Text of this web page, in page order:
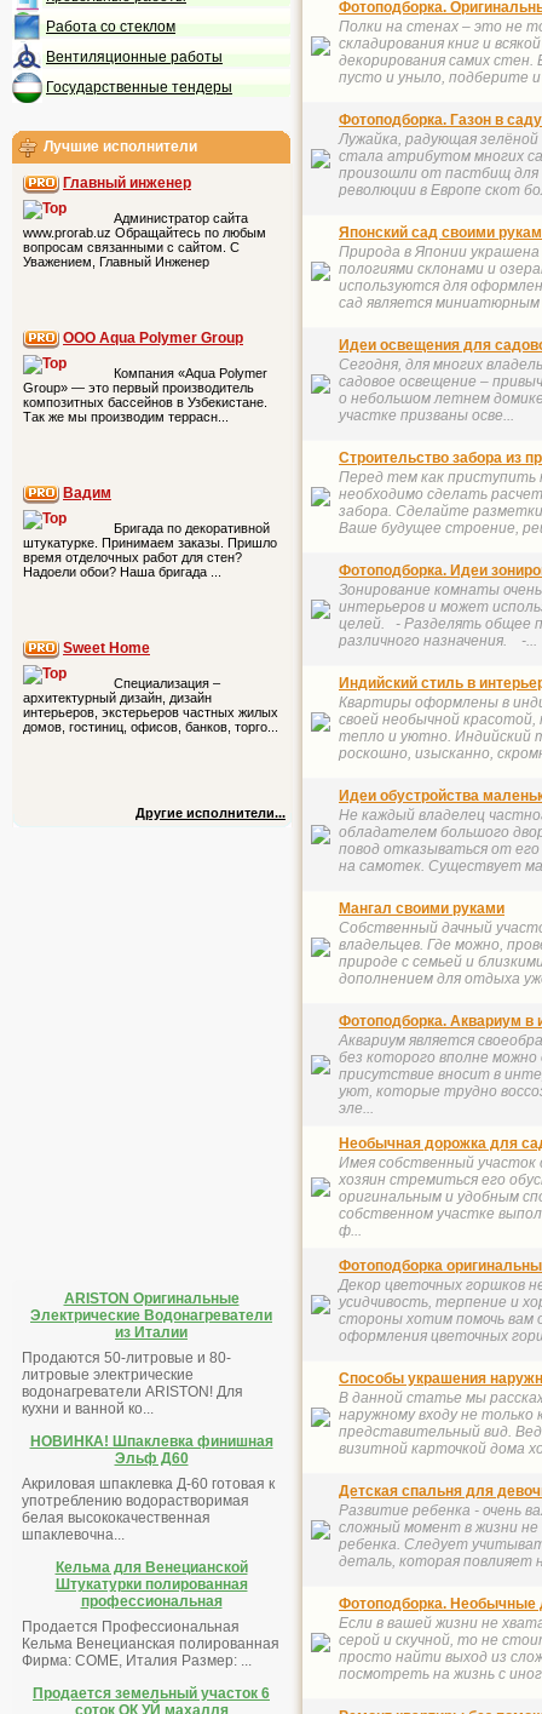
Работа со стеклом
Вентиляционные работы
Государственные тендеры
Лучшие исполнители
Главный инженер
Администратор сайта
www.prorab.uz Обращайтесь по любым
вопросам связанными с сайтом. С
Уважением, Главный Инженер
ООО Aqua Polymer Group
Компания «Aqua Polymer
Group» — это первый производитель
композитных бассейнов в Узбекистане.
Так же мы производим террасн...
Вадим
Бригада по декоративной
штукатурке. Принимаем заказы. Пришло
время отделочных работ для стен?
Надоели обои? Наша бригада ...
Sweet Home
Специализация –
архитектурный дизайн, дизайн
интерьеров, экстерьеров частных жилых
домов, гостиниц, офисов, банков, торго...
Другие исполнители...
ARISTON Оригинальные
Электрические Водонагреватели
из Италии
Продаются 50-литровые и 80-
литровые электрические
водонагреватели ARISTON! Для
кухни и ванной ко...
НОВИНКА! Шпаклевка финишная
Эльф Д60
Акриловая шпаклевка Д-60 готовая к
употреблению водорастворимая
белая высококачественная
шпаклевочна...
Кельма для Венецианской
Штукатурки полированная
профессиональная
Продается Профессиональная
Кельма Венецианская полированная
Фирма: COME, Италия Размер: ...
Продается земельный участок 6
соток ОК УЙ махалля
Фотоподборка.
Полки на стенах – это не
складирования книг и
декорирования самих
пусто и уныло, подберите
Фотоподборка. Газон в саду
Лужайка, радующая зелёной
стала атрибутом многих
произошли от пастбищ
революции в Европе скот
Японский сад своими
Природа в Японии украшена
пологиями склонами и
используются для
сад является миниатюрным
Идеи освещения для
Сегодня, для многих
садовое освещение –
о небольшом летнем
участке призваны осве...
Строительство забора из
Перед тем как приступить
необходимо сделать
забора. Сделайте
Ваше будущее строение,
Фотоподборка. Идеи
Зонирование комнаты
интерьеров и может
целей. - Разделять общее
различного назначения. -...
Индийский стиль в
Квартиры оформлены в
своей необычной
тепло и уютно. Индийский
роскошно, изысканно,
Идеи обустройства
Не каждый владелец
обладателем большого
повод отказываться от
на самотек. Существует
Мангал своими руками
Собственный дачный
владельцев. Где можно,
природе с семьей и
дополнением для отдыха
Фотоподборка. Аквариум в
Аквариум является
без которого вполне
присутствие вносит в
уют, которые трудно
эле...
Необычная дорожка для
Имея собственный участок
хозяин стремиться его
оригинальным и удобным
собственном участке
ф...
Фотоподборка
Декор цветочных горшков
усидчивость, терпение и
стороны хотим помочь вам
оформления цветочных
Способы украшения
В данной статье мы
наружному входу не только
представительный вид.
визитной карточкой дома
Детская спальня для
Развитие ребенка - очень
сложный момент в жизни
ребенка. Следует
деталь, которая повлияет
Фотоподборка. Необычные
Если в вашей жизни не
серой и скучной, то не
просто найти выход из
посмотреть на жизнь с